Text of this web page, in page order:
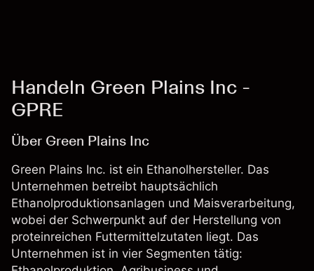
Handeln Green Plains Inc -
GPRE
Über Green Plains Inc
Green Plains Inc. ist ein Ethanolhersteller. Das
Unternehmen betreibt hauptsächlich
Ethanolproduktionsanlagen und Maisverarbeitung,
wobei der Schwerpunkt auf der Herstellung von
proteinreichen Futtermittelzutaten liegt. Das
Unternehmen ist in vier Segmenten tätig: